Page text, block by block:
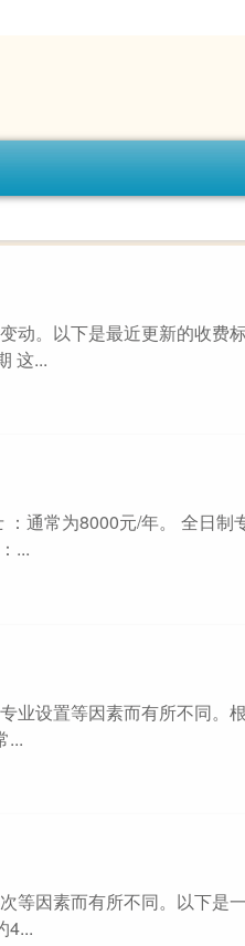
动。以下是最近更新的收费标
这...
通常为8000元/年。 全日制
...
业设置等因素而有所不同。
...
等因素而有所不同。以下是
4...